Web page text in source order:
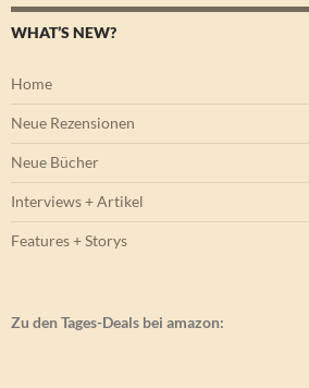
WHAT’S NEW?
Home
Neue Rezensionen
Neue Bücher
Interviews + Artikel
Features + Storys
Zu den Tages-Deals bei amazon: